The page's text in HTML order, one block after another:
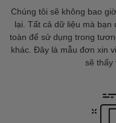
Chúng tôi sẽ không bao
lại. Tất cả dữ liệu mà
toàn để sử dụng trong
khác. Đây là mẫu đơn xin
sẽ thấy